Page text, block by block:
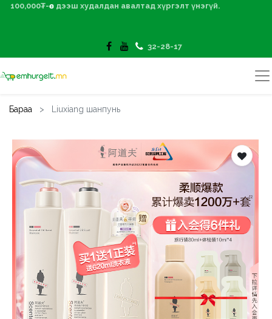
100,000₮-өөс дээш худалдан авалтад хүргэлт үнэгүй.
32-28-17
Бараа Liuxiang шанпунь